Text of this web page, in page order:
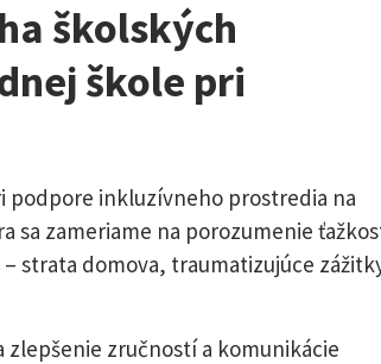
školských
škole pri
podpore inkluzívneho prostredia na
sa zameriame na porozumenie
strata domova, traumatizujúce
zručností a komunikácie